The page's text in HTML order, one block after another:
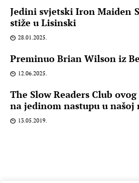
Jedini svjetski Iron Maiden
stiže u Lisinski
28.01.2025.
Preminuo Brian Wilson iz
12.06.2025.
The Slow Readers Club
na jedinom nastupu u našoj
13.05.2019.